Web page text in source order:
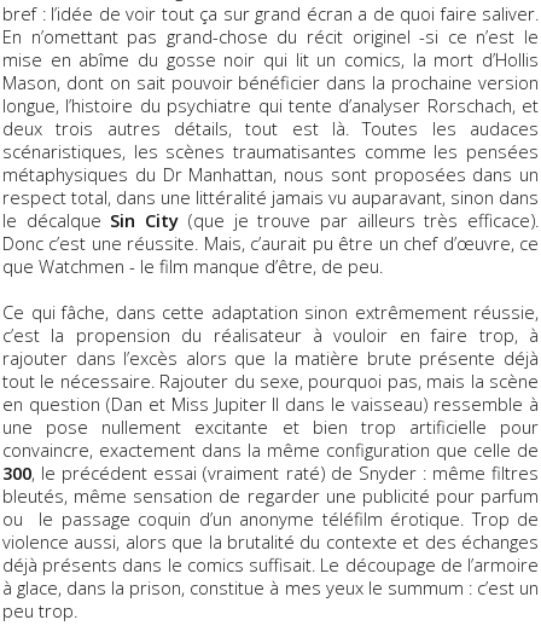
bref : l’idée de voir tout ça sur grand écran a de quoi faire saliver.
En n’omettant pas grand-chose du récit originel -si ce n’est le
mise en abîme du gosse noir qui lit un comics, la mort d’Hollis
Mason, dont on sait pouvoir bénéficier dans la prochaine version
longue, l’histoire du psychiatre qui tente d’analyser Rorschach, et
deux trois autres détails, tout est là. Toutes les audaces
scénaristiques, les scènes traumatisantes comme les pensées
métaphysiques du Dr Manhattan, nous sont proposées dans un
respect total, dans une littéralité jamais vu auparavant, sinon dans
le décalque Sin City (que je trouve par ailleurs très efficace).
Donc c’est une réussite. Mais, c’aurait pu être un chef d’œuvre, ce
que Watchmen - le film manque d’être, de peu.
Ce qui fâche, dans cette adaptation sinon extrêmement réussie,
c’est la propension du réalisateur à vouloir en faire trop, à
rajouter dans l’excès alors que la matière brute présente déjà
tout le nécessaire. Rajouter du sexe, pourquoi pas, mais la scène
en question (Dan et Miss Jupiter II dans le vaisseau) ressemble à
une pose nullement excitante et bien trop artificielle pour
convaincre, exactement dans la même configuration que celle de
300, le précédent essai (vraiment raté) de Snyder : même filtres
bleutés, même sensation de regarder une publicité pour parfum
ou le passage coquin d’un anonyme téléfilm érotique. Trop de
violence aussi, alors que la brutalité du contexte et des échanges
déjà présents dans le comics suffisait. Le découpage de l’armoire
à glace, dans la prison, constitue à mes yeux le summum : c’est un
peu trop.